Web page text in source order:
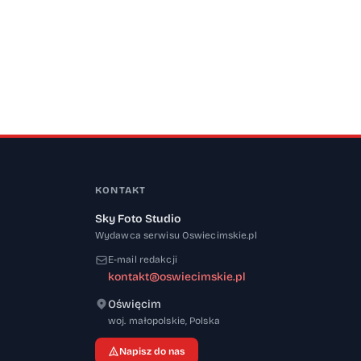
KONTAKT
Sky Foto Studio
Wydawca serwisu Oswiecimskie.pl
E-mail redakcji
kontakt@oswiecimskie.pl
Oświęcim
woj. małopolskie, 32-600
Polska
Napisz do nas